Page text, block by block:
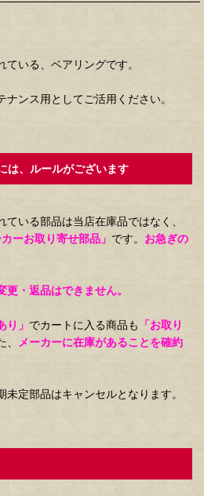
いる、ベアリングです。
ンス用としてご活用ください。
は、ルールがございます
ている部品は当店在庫品ではなく、
カーお取り寄せ部品」 です。 お急ぎの
・返品はできません。
り」 でカートに入る商品も 「お取り
メーカーに在庫があることを確約
未定部品はキャンセルとなります。